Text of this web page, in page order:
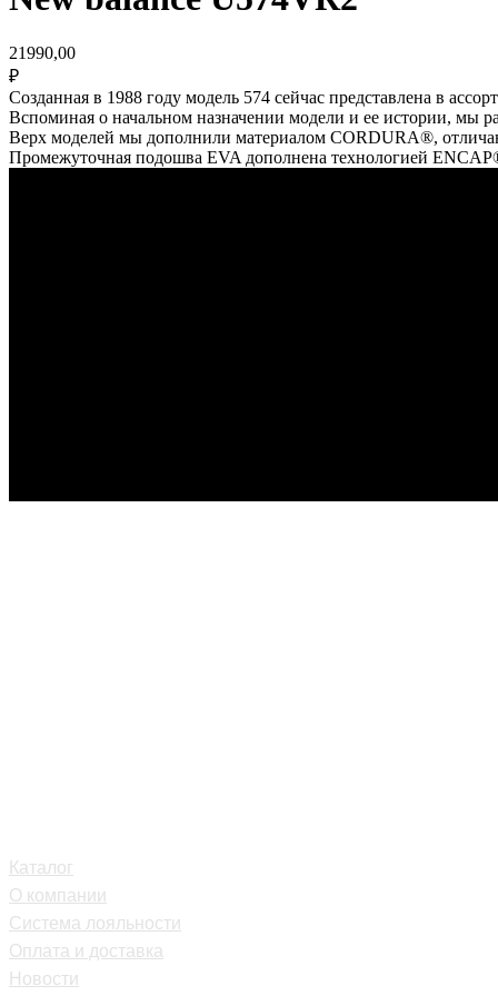
21990,00
₽
Созданная в 1988 году модель 574 сейчас представлена в
Вспоминая о начальном назначении модели и ее истории, мы
Верх моделей мы дополнили материалом CORDURA®,
Промежуточная подошва EVA дополнена технологией
Каталог
О компании
Система лояльности
Оплата и доставка
Новости